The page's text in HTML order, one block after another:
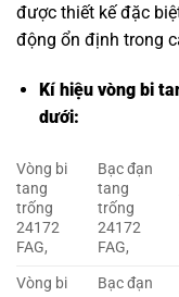
được thiết kế đặc
động ổn định trong
Kí hiệu vòng bi
dưới:
Vòng bi
tang
trống
24172
FAG,
Bạc đạn
tang
trống
24172
FAG,
Vòng bi
Bạc đạn